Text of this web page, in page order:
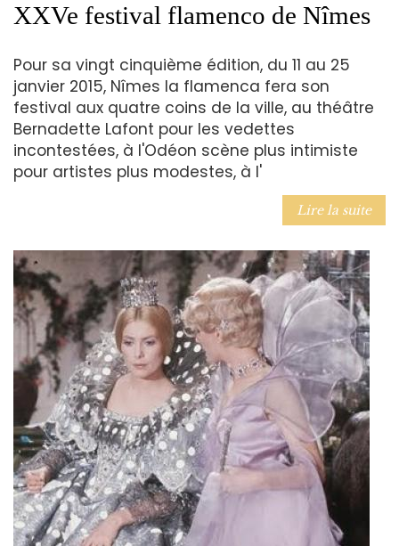
XXVe festival flamenco de Nîmes
Pour sa vingt cinquième édition, du 11 au 25
janvier 2015, Nîmes la flamenca fera son
festival aux quatre coins de la ville, au théâtre
Bernadette Lafont pour les vedettes
incontestées, à l'Odéon scène plus intimiste
pour artistes plus modestes, à l'
Lire la suite